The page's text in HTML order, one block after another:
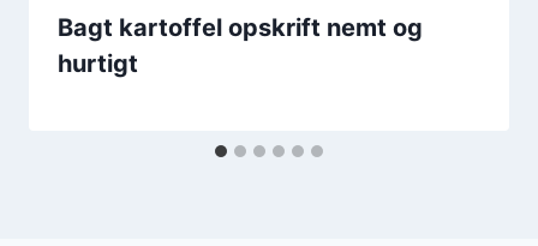
Bagt kartoffel opskrift nemt og
hurtigt